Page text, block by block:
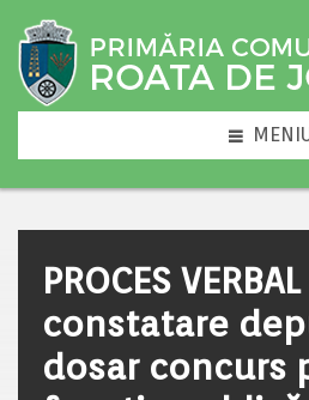
PROCES
constatare
dosar concurs